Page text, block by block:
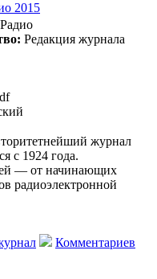
2015
Радио
Редакция журнала
журнал
с 1924 года.
— от начинающих
радиоэлектронной
Комментариев